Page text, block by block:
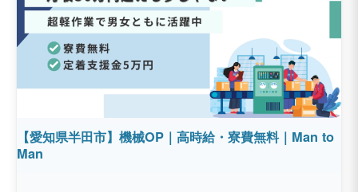
【愛知県半田市】機械OP｜高時給・寮費無料｜Man to
Man